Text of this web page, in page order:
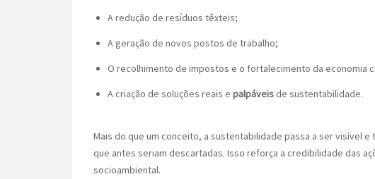
A redução de resíduos têxteis;
A geração de novos postos de trabalho;
O recolhimento de impostos e o fortalecimento da economia
A criação de soluções reais e palpáveisde sustentabilidade.
Mais do que um conceito, a sustentabilidade passa a ser visível
que antes seriam descartadas. Isso reforça a credibilidade das
socioambiental.